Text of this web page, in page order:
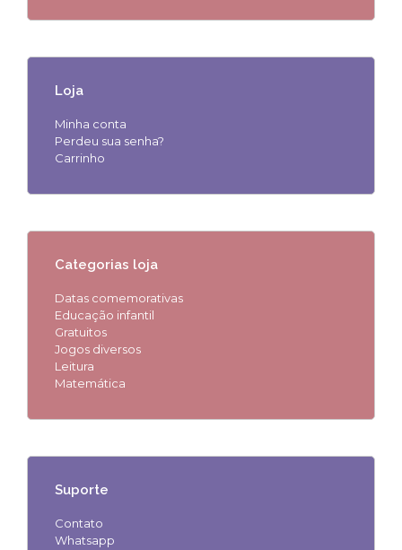
Loja
Minha conta
Perdeu sua senha?
Carrinho
Categorias loja
Datas comemorativas
Educação infantil
Gratuitos
Jogos diversos
Leitura
Matemática
Suporte
Contato
Whatsapp